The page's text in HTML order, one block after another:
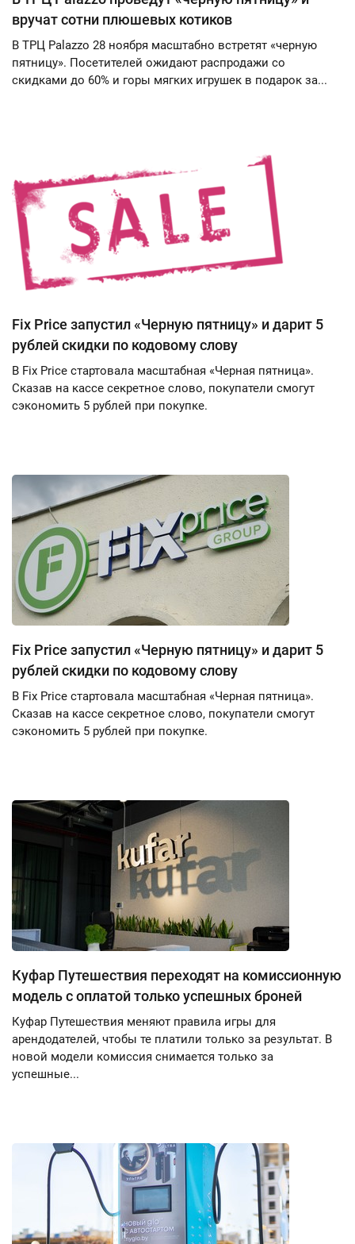
вручат сотни плюшевых котиков
В ТРЦ Palazzo 28 ноября масштабно встретят «черную
пятницу». Посетителей ожидают распродажи со
скидками до 60% и горы мягких игрушек в подарок за...
Fix Price запустил «Черную пятницу» и дарит 5
рублей скидки по кодовому слову
В Fix Price стартовала масштабная «Черная пятница».
Сказав на кассе секретное слово, покупатели смогут
сэкономить 5 рублей при покупке.
Fix Price запустил «Черную пятницу» и дарит 5
рублей скидки по кодовому слову
В Fix Price стартовала масштабная «Черная пятница».
Сказав на кассе секретное слово, покупатели смогут
сэкономить 5 рублей при покупке.
Куфар Путешествия переходят на комиссионную
модель с оплатой только успешных броней
Куфар Путешествия меняют правила игры для
арендодателей, чтобы те платили только за результат. В
новой модели комиссия снимается только за
успешные...